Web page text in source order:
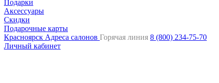
Подарки
Аксессуары
Скидки
Подарочные карты
Красноярск Адреса салонов Горячая линия 8 (800) 234-75-70
Личный кабинет